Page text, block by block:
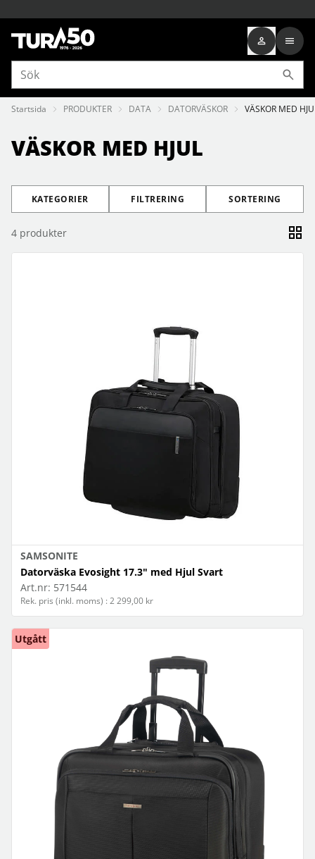
Startsida PRODUKTER DATA DATORVÄSKOR VÄSKOR MED
VÄSKOR MED HJUL
KATEGORIER FILTRERING SORTERING
4 produkter
SAMSONITE
Datorväska Evosight 17.3" med Hjul Svart
Art.nr: 571544
Rek. pris (inkl. moms) : 2 299,00 kr
Utgått